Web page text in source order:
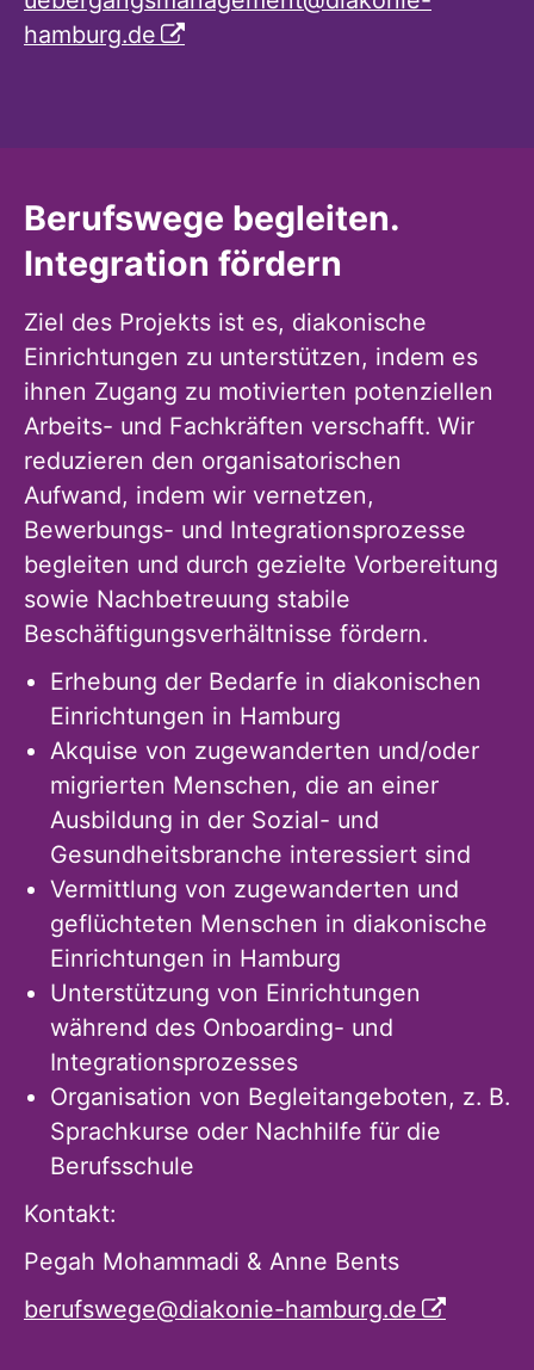
Berufswege begleiten.
Integration fördern
Ziel des Projekts ist es, diakonische
Einrichtungen zu unterstützen, indem es
ihnen Zugang zu motivierten potenziellen
Arbeits- und Fachkräften verschafft. Wir
reduzieren den organisatorischen
Aufwand, indem wir vernetzen,
Bewerbungs- und Integrationsprozesse
begleiten und durch gezielte Vorbereitung
sowie Nachbetreuung stabile
Beschäftigungsverhältnisse fördern.
Erhebung der Bedarfe in diakonischen
Einrichtungen in Hamburg
Akquise von zugewanderten und/oder
migrierten Menschen, die an einer
Ausbildung in der Sozial- und
Gesundheitsbranche interessiert sind
Vermittlung von zugewanderten und
geflüchteten Menschen in diakonische
Einrichtungen in Hamburg
Unterstützung von Einrichtungen
während des Onboarding- und
Integrationsprozesses
Organisation von Begleitangeboten, z. B.
Sprachkurse oder Nachhilfe für die
Berufsschule
Kontakt:
Pegah Mohammadi & Anne Bents
berufswege@diakonie-hamburg.de
hamburg.de